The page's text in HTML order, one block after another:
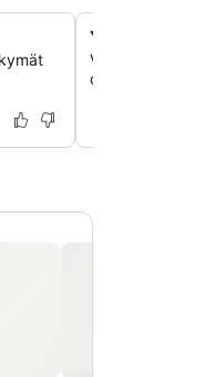
Valitse
on tuoreet